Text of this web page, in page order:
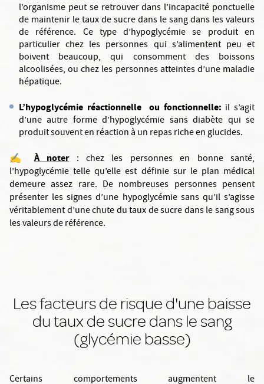
l’organisme peut se retrouver dans l’incapacité ponctuelle
de maintenir le taux de sucre dans le sang dans les valeurs
de référence. Ce type d’hypoglycémie se produit en
particulier chez les personnes qui s’alimentent peu et
boivent beaucoup, qui consomment des boissons
alcoolisées, ou chez les personnes atteintes d’une maladie
hépatique.
L’hypoglycémie réactionnelle ou fonctionnelle: il s’agit
d’une autre forme d’hypoglycémie sans diabète qui se
produit souvent en réaction à un repas riche en glucides.
✍️À noter: chez les personnes en bonne santé,
l’hypoglycémie telle qu’elle est définie sur le plan médical
demeure assez rare. De nombreuses personnes pensent
présenter les signes d’une hypoglycémie sans qu’il s’agisse
véritablement d’une chute du taux de sucre dans le sang sous
les valeurs de référence.
Les facteurs de risque d'une baisse
du taux de sucre dans le sang
(glycémie basse)
Certains comportements augmentent le